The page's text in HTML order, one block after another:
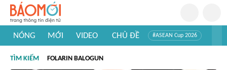
NÓNG MỚI VIDEO CHỦ ĐỀ #ASEAN Cup 2026
#Khám phá Việt Nam
#Khám phá thế giới
TÌM KIẾM FOLARIN BALOGUN